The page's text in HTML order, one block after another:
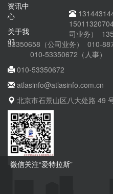
资讯中
心
关于我
们
司业务）
53350658（公司业务） 010-
010-53350672（人事）
010-53350672
atlasinfo@atlasinfo.com.cn
北京市石景山区八大处路 49
微信关注“爱特拉斯”